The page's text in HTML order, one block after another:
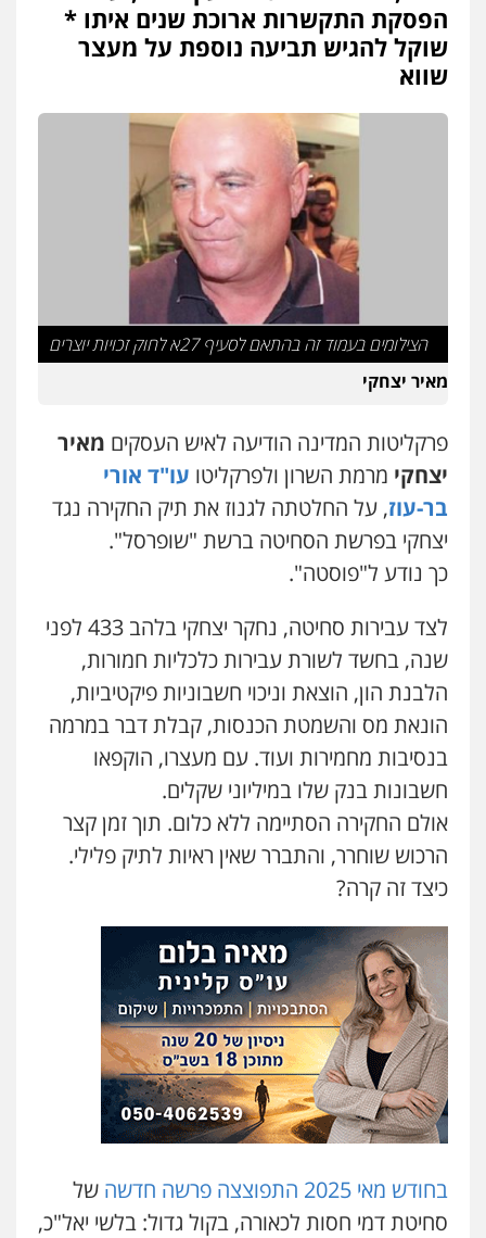
הפסקת התקשרות ארוכת שנים איתו *
שוקל להגיש תביעה נוספת על מעצר
שווא
הצילומים בעמוד זה בהתאם לסעיף 27א לחוק זכויות יוצרים
מאיר יצחקי
פרקליטות המדינה הודיעה לאיש העסקים מאיר
יצחקי מרמת השרון ולפרקליטו עו"ד אורי
בר-עוז, על החלטתה לגנוז את תיק החקירה נגד
יצחקי בפרשת הסחיטה ברשת "שופרסל".
כך נודע ל"פוסטה".
לצד עבירות סחיטה, נחקר יצחקי בלהב 433 לפני
שנה, בחשד לשורת עבירות כלכליות חמורות,
הלבנת הון, הוצאת וניכוי חשבוניות פיקטיביות,
הונאת מס והשמטת הכנסות, קבלת דבר במרמה
בנסיבות מחמירות ועוד. עם מעצרו, הוקפאו
חשבונות בנק שלו במיליוני שקלים.
אולם החקירה הסתיימה ללא כלום. תוך זמן קצר
הרכוש שוחרר, והתברר שאין ראיות לתיק פלילי.
כיצד זה קרה?
בחודש מאי 2025 התפוצצה פרשה חדשה
של
סחיטת דמי חסות לכאורה, בקול גדול: בלשי יאל"כ,